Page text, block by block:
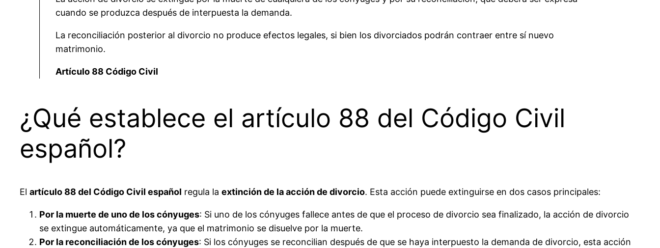
cuando se produzca después de interpuesta la demanda.
La reconciliación posterior al divorcio no produce efectos legales, si bien los divorciados podrán contraer entre sí nuevo
matrimonio.
Artículo 88 Código Civil
¿Qué establece el artículo 88 del Código Civil
español?
El artículo 88 del Código Civil español regula la extinción de la acción de divorcio. Esta acción puede extinguirse en dos casos principales:
Por la muerte de uno de los cónyuges: Si uno de los cónyuges fallece antes de que el proceso de divorcio sea finalizado, la acción de divorcio
se extingue automáticamente, ya que el matrimonio se disuelve por la muerte.
Por la reconciliación de los cónyuges: Si los cónyuges se reconcilian después de que se haya interpuesto la demanda de divorcio, esta acción